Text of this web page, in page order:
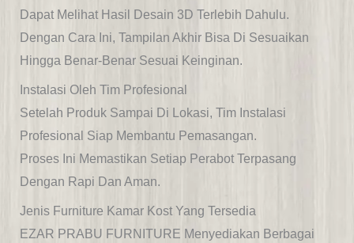
Dapat Melihat Hasil Desain 3D Terlebih Dahulu.
Dengan Cara Ini, Tampilan Akhir Bisa Di Sesuaikan
Hingga Benar-Benar Sesuai Keinginan.
Instalasi Oleh Tim Profesional
Setelah Produk Sampai Di Lokasi, Tim Instalasi
Profesional Siap Membantu Pemasangan.
Proses Ini Memastikan Setiap Perabot Terpasang
Dengan Rapi Dan Aman.
Jenis Furniture Kamar Kost Yang Tersedia
EZAR PRABU FURNITURE Menyediakan Berbagai